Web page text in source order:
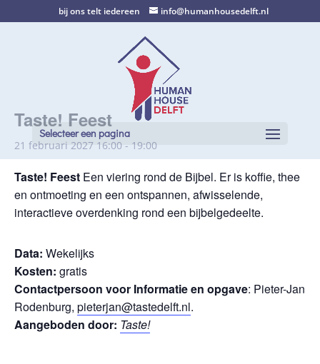
bij ons telt iedereen info@humanhousedelft.nl
Selecteer een pagina
Taste! Feest
21 februari 2027 16:00 - 19:00
Taste! Feest Een viering rond de Bijbel. Er is koffie, thee
en ontmoeting en een ontspannen, afwisselende,
interactieve overdenking rond een bijbelgedeelte.
Data: Wekelijks
Kosten: gratis
Contactpersoon voor Informatie en opgave: Pieter-Jan
Rodenburg, pieterjan@tastedelft.nl.
Aangeboden door: Taste!